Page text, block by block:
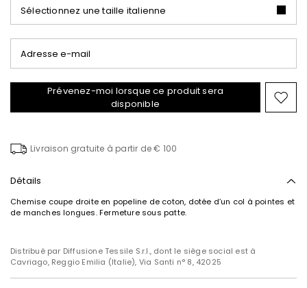
Sélectionnez une taille italienne
Adresse e-mail
Prévenez-moi lorsque ce produit sera
disponible
vers
Livraison gratuite à partir de € 100
Détails
Chemise coupe droite en popeline de coton, dotée d’un col à pointes et
de manches longues. Fermeture sous patte.
Distribué par Diffusione Tessile S.r.l., dont le siège social est à
Cavriago, Reggio Emilia (Italie), Via Santi n° 8, 42025